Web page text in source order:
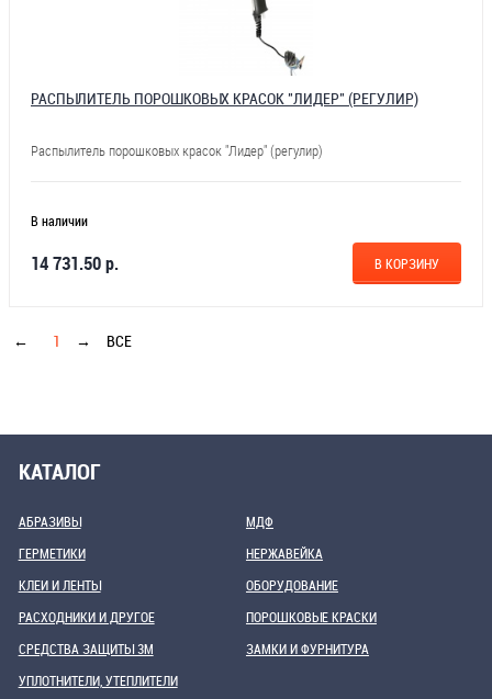
РАСПЫЛИТЕЛЬ ПОРОШКОВЫХ КРАСОК "ЛИДЕР" (РЕГУЛИР)
Распылитель порошковых красок "Лидер" (регулир)
В наличии
14 731.50 р. В КОРЗИНУ
← 1 → ВСЕ
КАТАЛОГ
АБРАЗИВЫ
ГЕРМЕТИКИ
КЛЕИ И ЛЕНТЫ
МДФ
НЕРЖАВЕЙКА
ОБОРУДОВАНИЕ
РАСХОДНИКИ И ДРУГОЕ
СРЕДСТВА ЗАЩИТЫ 3М
УПЛОТНИТЕЛИ, УТЕПЛИТЕЛИ
ПОРОШКОВЫЕ КРАСКИ
ЗАМКИ И ФУРНИТУРА